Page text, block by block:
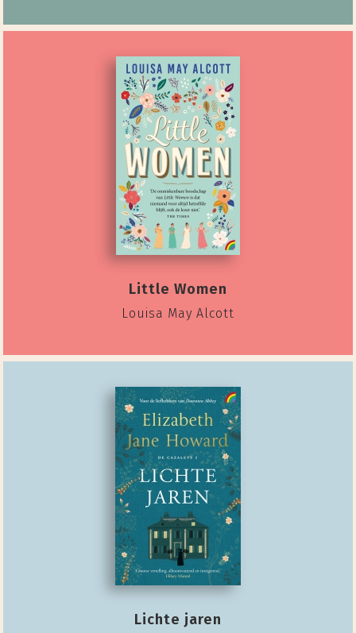
Little Women
Louisa May Alcott
Lichte jaren